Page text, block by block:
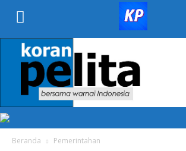
PELITA
Beranda Pemerintahan